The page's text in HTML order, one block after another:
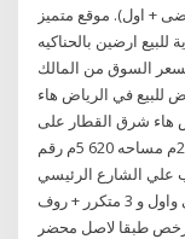
+ اول). موقع متميز
ارضين بالحناكيه
السوق من المالك
وتساب فقط ارض للبيع في الرياض هاء
هاء شرق القطار على
شارعين 16م شماليه شرقيه ظهيره شارع 25م مساحه 620 5م رقم
ب علي الشارع الرئيسي
مباشرة املم حدائق قرطبة البناء نسبة 50٪ ارضي واول و 3 متكرر + روف
طبقا لاصل محضر